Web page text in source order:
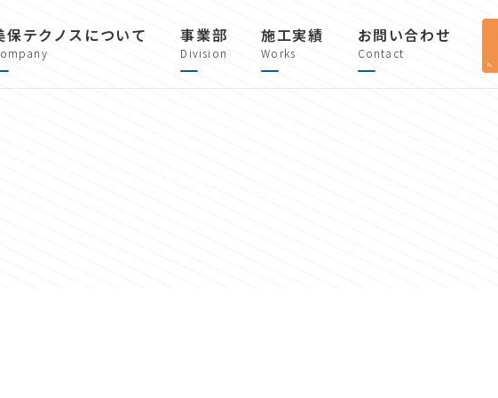
保テクノスについて 事業部
Division
施工実績
Works
お問い合わせ
Contact